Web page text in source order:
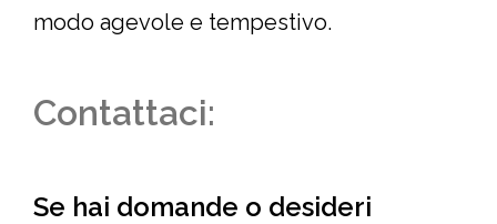
modo agevole e tempestivo.
Contattaci:
Se hai domande o desideri